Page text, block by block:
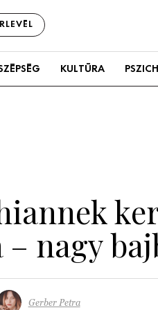
KULTÚRA
nagy
Gerber Petra